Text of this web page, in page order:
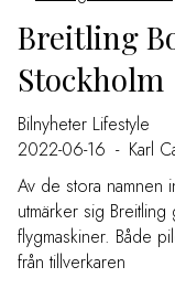
Breitling
Stockholm
Bilnyheter Lifestyle
2022-06-16 - Karl
Av de stora namnen
utmärker sig
flygmaskiner. Både
från tillverkaren